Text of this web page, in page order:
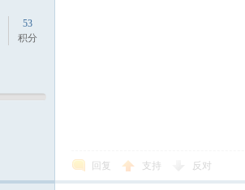
53
积分
回复 支持 反对